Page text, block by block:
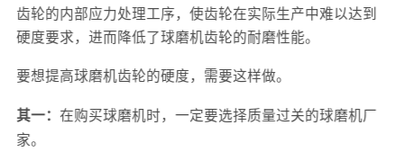
齿轮的内部应力处理工序，使齿轮在实际生产中难以达到
硬度要求，进而降低了球磨机齿轮的耐磨性能。
要想提高球磨机齿轮的硬度，需要这样做。
其一： 在购买球磨机时，一定要选择质量过关的球磨机厂
家。